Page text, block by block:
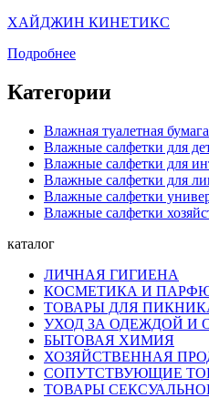
ХАЙДЖИН КИНЕТИКС
Подробнее
Категории
Влажная туалетная бумага
Влажные салфетки для
Влажные салфетки для
Влажные салфетки для
Влажные салфетки
Влажные салфетки
каталог
ЛИЧНАЯ ГИГИЕНА
КОСМЕТИКА И
ТОВАРЫ ДЛЯ
УХОД ЗА ОДЕЖДОЙ И
БЫТОВАЯ ХИМИЯ
ХОЗЯЙСТВЕННАЯ
СОПУТСТВУЮЩИЕ
ТОВАРЫ